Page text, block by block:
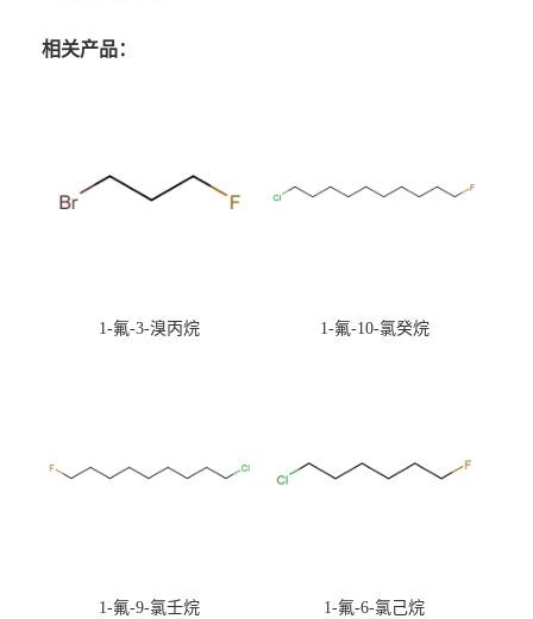
相关产品：
1-氟-3-溴丙烷 1-氟-10-氯癸烷
1-氟-9-氯壬烷 1-氟-6-氯己烷